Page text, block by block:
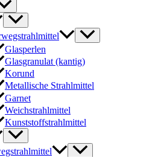
Glasperlen
Glasgranulat (kantig)
Korund
Metallische Strahlmittel
Garnet
Weichstrahlmittel
Kunststoffstrahlmittel